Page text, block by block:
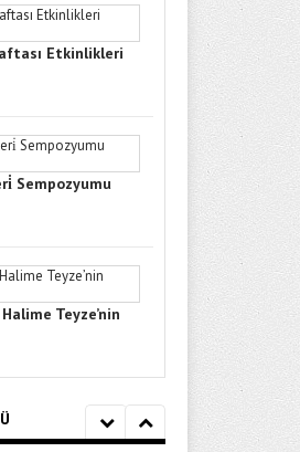
Etkinlikleri
Sempozyumu
Teyze’nin